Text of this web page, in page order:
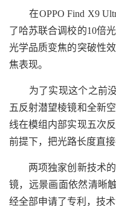
在OPPO Find X9
了哈苏联合调校的10倍
光学品质变焦的突破性
焦表现。
为了实现这个之前没
五反射潜望棱镜和全新
线在模组内部实现五次
前提下，把光路长度直
两项独家创新技术的
镜，远景画面依然清晰
经全部申请了专利，技